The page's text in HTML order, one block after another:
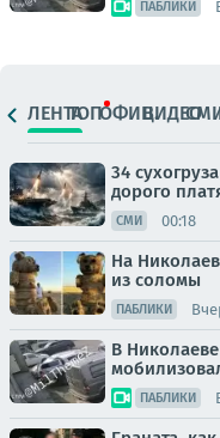
ПАБЛИКИ
ЛЕНТАТОПОФИЦ.ВИДЕО
34
дорого
СМИ 00:18
На
из соломы
ПАБЛИКИ
В
ПАБЛИКИ